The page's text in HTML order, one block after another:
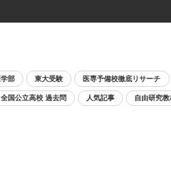
学部 東大受験 医専予備校徹底リサーチ
全国公立高校 過去問 人気記事 自由研究教